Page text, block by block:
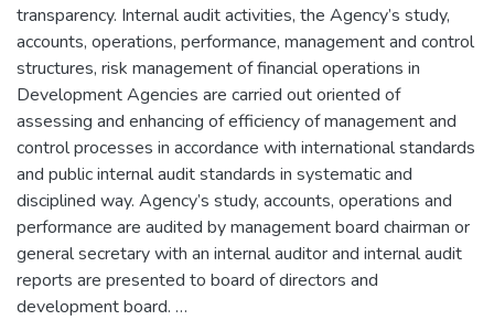
transparency. Internal audit activities, the Agency’s study,
accounts, operations, performance, management and control
structures, risk management of financial operations in
Development Agencies are carried out oriented of
assessing and enhancing of efficiency of management and
control processes in accordance with international standards
and public internal audit standards in systematic and
disciplined way. Agency’s study, accounts, operations and
performance are audited by management board chairman or
general secretary with an internal auditor and internal audit
reports are presented to board of directors and
development board. …